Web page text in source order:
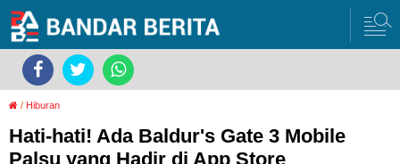
/ Hiburan
Hati-hati! Ada Baldur's Gate 3 Mobile
Palsu yang Hadir di App Store